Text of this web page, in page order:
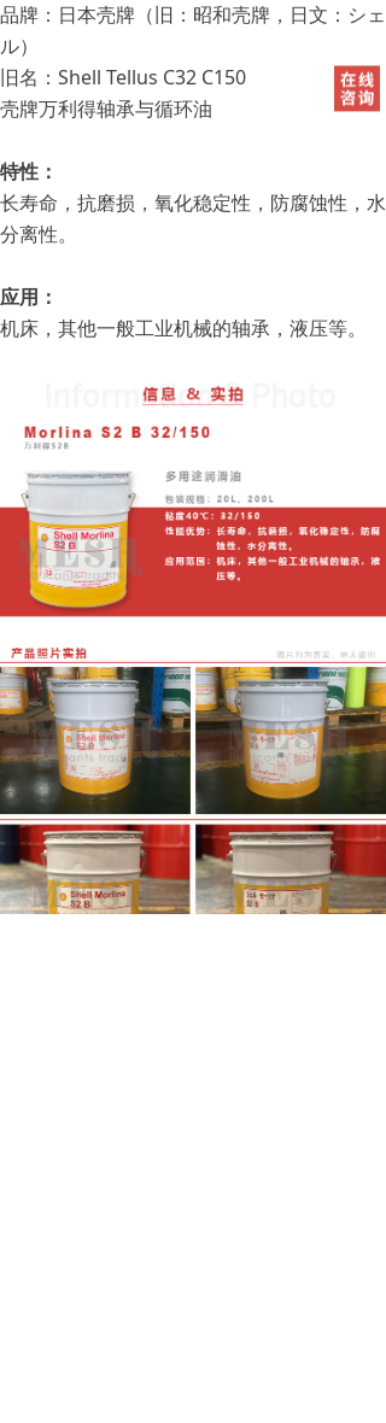
品牌：日本壳牌（旧：昭和壳牌，日文：シェ
ル）
旧名：Shell Tellus C32 C150
壳牌万利得轴承与循环油
特性：
长寿命，抗磨损，氧化稳定性，防腐蚀性，水
分离性。
应用：
机床，其他一般工业机械的轴承，液压等。